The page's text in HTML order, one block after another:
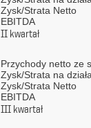
osobowych
(adresu
e-
Platige
Image
S.A.
z
Zysk/Strata Netto
EBITDA
II kwartał
Przychody netto ze
Zysk/Strata na
Zysk/Strata Netto
EBITDA
III kwartał